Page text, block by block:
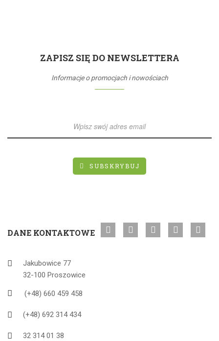
ZAPISZ SIĘ DO NEWSLETTERA
Informacje o promocjach i nowościach
SUBSKRYBUJ
DANE KONTAKTOWE
Jakubowice 77
32-100 Proszowice
(+48) 660 459 458
(+48) 692 314 434
32 314 01 38